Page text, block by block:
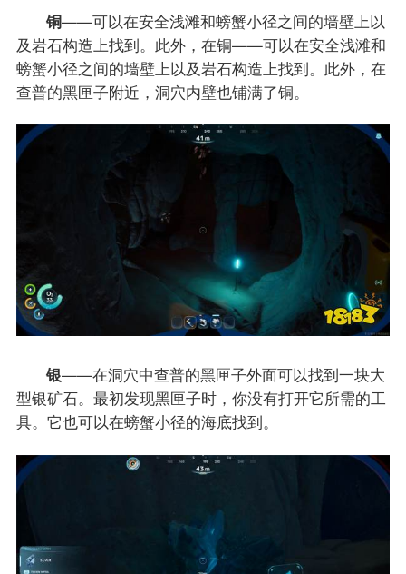
铜——可以在安全浅滩和螃蟹小径之间的墙壁上以
及岩石构造上找到。此外，在铜——可以在安全浅滩和
螃蟹小径之间的墙壁上以及岩石构造上找到。此外，在
查普的黑匣子附近，洞穴内壁也铺满了铜。
银——在洞穴中查普的黑匣子外面可以找到一块大
型银矿石。最初发现黑匣子时，你没有打开它所需的工
具。它也可以在螃蟹小径的海底找到。